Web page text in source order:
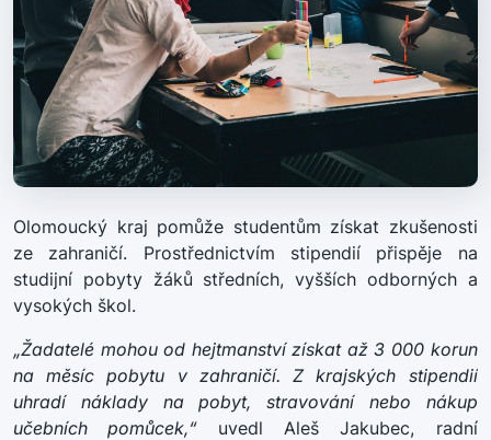
Olomoucký kraj pomůže studentům získat zkušenosti
ze zahraničí. Prostřednictvím stipendií přispěje na
studijní pobyty žáků středních, vyšších odborných a
vysokých škol.
„Žadatelé mohou od hejtmanství získat až 3 000 korun
na měsíc pobytu v zahraničí. Z krajských stipendií
uhradí náklady na pobyt, stravování nebo nákup
učebních pomůcek,“uvedl Aleš Jakubec, radní